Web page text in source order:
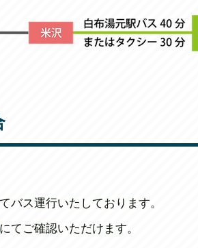
バス運行いたしております。
にてご確認いただけます。